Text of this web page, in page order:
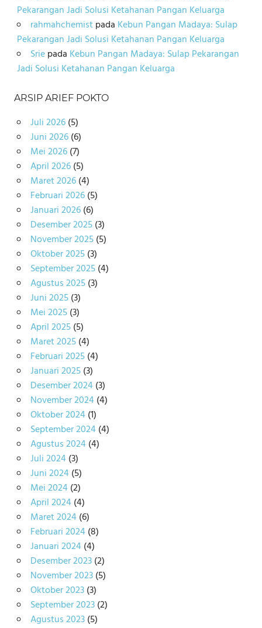
Pekarangan Jadi Solusi Ketahanan Pangan Keluarga
rahmahchemistpada Kebun Pangan Madaya: Sulap
Pekarangan Jadi Solusi Ketahanan Pangan Keluarga
Sriepada Kebun Pangan Madaya: Sulap Pekarangan
Jadi Solusi Ketahanan Pangan Keluarga
ARSIP ARIEF POKTO
Juli 2026(5)
Juni 2026(6)
Mei 2026(7)
April 2026(5)
Maret 2026(4)
Februari 2026(5)
Januari 2026(6)
Desember 2025(3)
November 2025(5)
Oktober 2025(3)
September 2025(4)
Agustus 2025(3)
Juni 2025(3)
Mei 2025(3)
April 2025(5)
Maret 2025(4)
Februari 2025(4)
Januari 2025(3)
Desember 2024(3)
November 2024(4)
Oktober 2024(1)
September 2024(4)
Agustus 2024(4)
Juli 2024(3)
Juni 2024(5)
Mei 2024(2)
April 2024(4)
Maret 2024(6)
Februari 2024(8)
Januari 2024(4)
Desember 2023(2)
November 2023(5)
Oktober 2023(3)
September 2023(2)
Agustus 2023(5)